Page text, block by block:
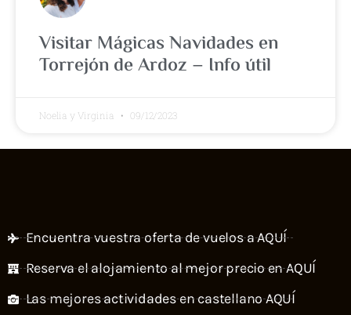
Visitar Mágicas Navidades en
Torrejón de Ardoz – Info útil
Noelia y Virginia 09/12/2023
Encuentra vuestra oferta de vuelos a AQUÍ
Reserva el alojamiento al mejor precio en AQUÍ
Las mejores actividades en castellano AQUÍ